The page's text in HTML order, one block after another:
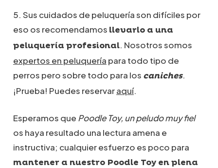
5. Sus cuidados de peluquería son difíciles por
eso os recomendamos llevarlo a una
peluquería profesional. Nosotros somos
expertos en peluquería para todo tipo de
perros pero sobre todo para los caniches.
¡Prueba! Puedes reservaraquí.
Esperamos que Poodle Toy, un peludo muy fiel
os haya resultado una lectura amena e
instructiva; cualquier esfuerzo es poco para
mantener a nuestro Poodle Toy en plena